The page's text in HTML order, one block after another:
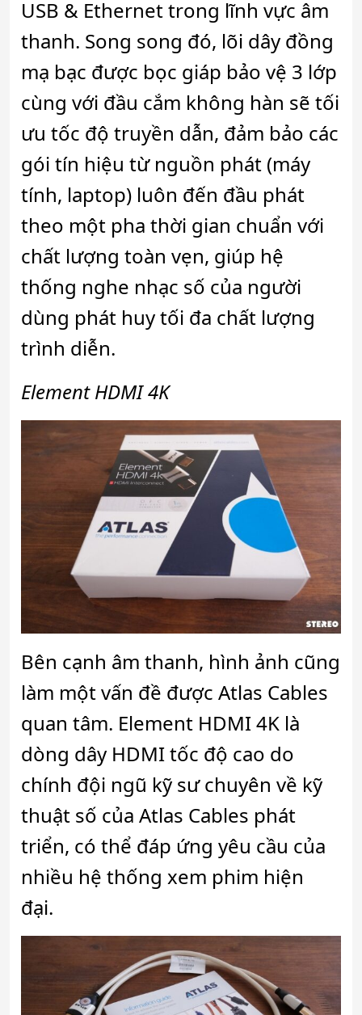
USB & Ethernet trong lĩnh vực âm
thanh. Song song đó, lõi dây đồng
mạ bạc được bọc giáp bảo vệ 3 lớp
cùng với đầu cắm không hàn sẽ tối
ưu tốc độ truyền dẫn, đảm bảo các
gói tín hiệu từ nguồn phát (máy
tính, laptop) luôn đến đầu phát
theo một pha thời gian chuẩn với
chất lượng toàn vẹn, giúp hệ
thống nghe nhạc số của người
dùng phát huy tối đa chất lượng
trình diễn.
Element HDMI 4K
Bên cạnh âm thanh, hình ảnh cũng
làm một vấn đề được Atlas Cables
quan tâm. Element HDMI 4K là
dòng dây HDMI tốc độ cao do
chính đội ngũ kỹ sư chuyên về kỹ
thuật số của Atlas Cables phát
triển, có thể đáp ứng yêu cầu của
nhiều hệ thống xem phim hiện
đại.